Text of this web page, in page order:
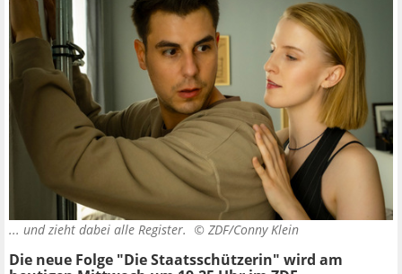
... und zieht dabei alle Register. © ZDF/Conny Klein
Die neue Folge "Die Staatsschützerin" wird am